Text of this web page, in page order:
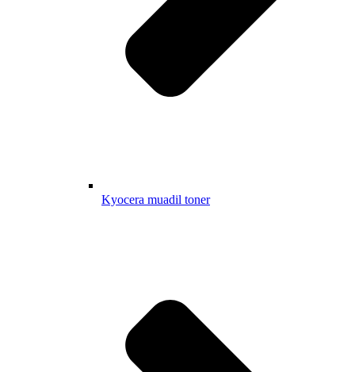
Kyocera muadil toner